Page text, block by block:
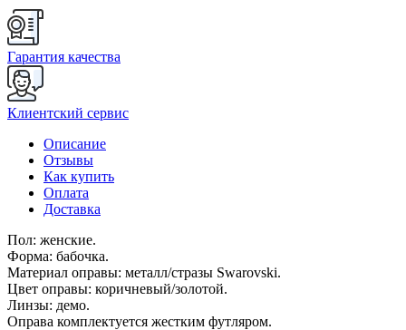
Гарантия качества
Клиентский сервис
Описание
Отзывы
Как купить
Оплата
Доставка
Пол: женские.
Форма: бабочка.
Материал оправы: металл/стразы Swarovski.
Цвет оправы: коричневый/золотой.
Линзы: демо.
Оправа комплектуется жестким футляром.